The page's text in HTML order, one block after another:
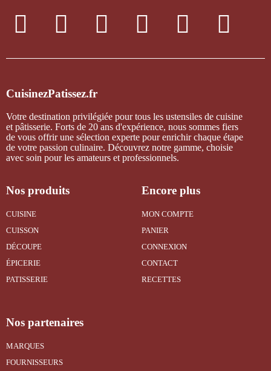
CuisinezPatissez.fr
Votre destination privilégiée pour tous les ustensiles de cuisine
et pâtisserie. Forts de 20 ans d'expérience, nous sommes fiers
de vous offrir une sélection experte pour enrichir chaque étape
de votre passion culinaire. Découvrez notre gamme, choisie
avec soin pour les amateurs et professionnels.
Nos produits
CUISINE
CUISSON
DÉCOUPE
ÉPICERIE
PATISSERIE
Encore plus
MON COMPTE
PANIER
CONNEXION
CONTACT
RECETTES
Nos partenaires
MARQUES
FOURNISSEURS